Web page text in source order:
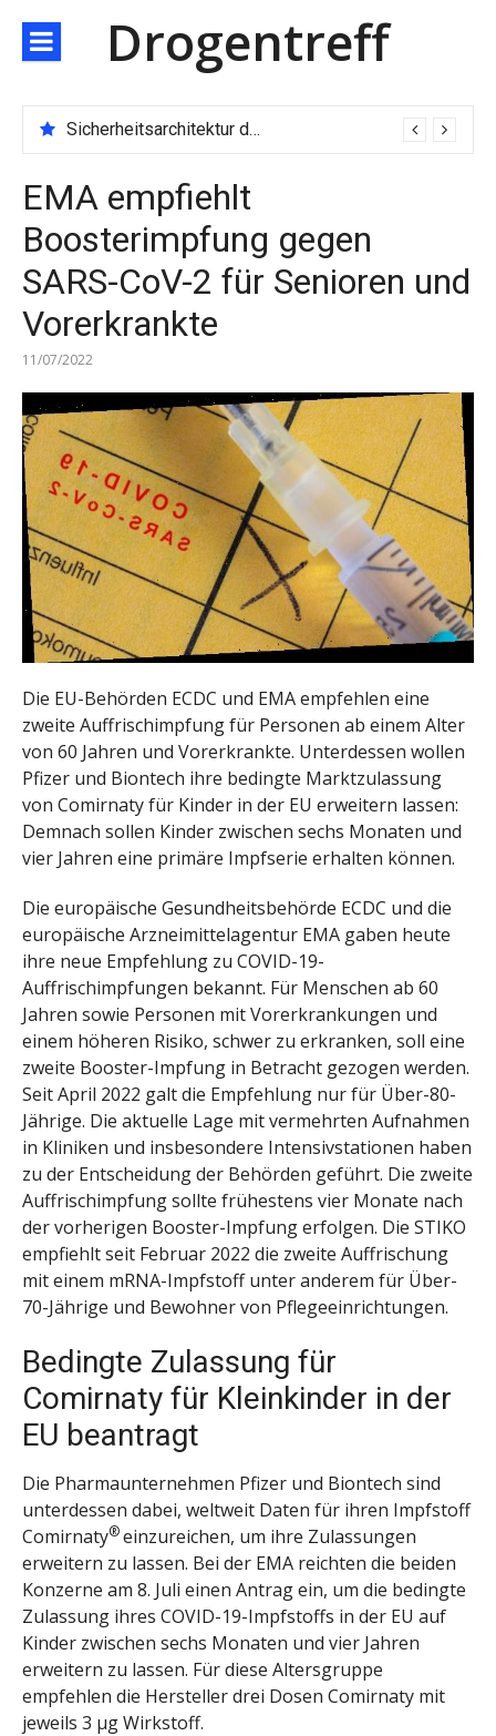
zum
Inhalt
Drogentreff
Sicherheitsarchitektur der nächsten Generation: JARXE kombiniert Multi-Wallet und MPC als Schutzschild für digitales Vertrauen
EMA empfiehlt
Boosterimpfung gegen
SARS-CoV-2 für Senioren und
Vorerkrankte
11/07/2022
Die EU-Behörden ECDC und EMA empfehlen eine
zweite Auffrischimpfung für Personen ab einem Alter
von 60 Jahren und Vorerkrankte. Unterdessen wollen
Pfizer und Biontech ihre bedingte Marktzulassung
von Comirnaty für Kinder in der EU erweitern lassen:
Demnach sollen Kinder zwischen sechs Monaten und
vier Jahren eine primäre Impfserie erhalten können.
Die europäische Gesundheitsbehörde ECDC und die
europäische Arzneimittelagentur EMA gaben heute
ihre neue Empfehlung zu COVID-19-
Auffrischimpfungen bekannt. Für Menschen ab 60
Jahren sowie Personen mit Vorerkrankungen und
einem höheren Risiko, schwer zu erkranken, soll eine
zweite Booster-Impfung in Betracht gezogen werden.
Seit April 2022 galt die Empfehlung nur für Über-80-
Jährige. Die aktuelle Lage mit vermehrten Aufnahmen
in Kliniken und insbesondere Intensivstationen haben
zu der Entscheidung der Behörden geführt. Die zweite
Auffrischimpfung sollte frühestens vier Monate nach
der vorherigen Booster-Impfung erfolgen. Die STIKO
empfiehlt seit Februar 2022 die zweite Auffrischung
mit einem mRNA-Impfstoff unter anderem für Über-
70-Jährige und Bewohner von Pflegeeinrichtungen.
Bedingte Zulassung für
Comirnaty für Kleinkinder in der
EU beantragt
Die Pharmaunternehmen Pfizer und Biontech sind
unterdessen dabei, weltweit Daten für ihren Impfstoff
Comirnaty®einzureichen, um ihre Zulassungen
erweitern zu lassen. Bei der EMA reichten die beiden
Konzerne am 8. Juli einen Antrag ein, um die bedingte
Zulassung ihres COVID-19-Impfstoffs in der EU auf
Kinder zwischen sechs Monaten und vier Jahren
erweitern zu lassen. Für diese Altersgruppe
empfehlen die Hersteller drei Dosen Comirnaty mit
jeweils 3 µg Wirkstoff.